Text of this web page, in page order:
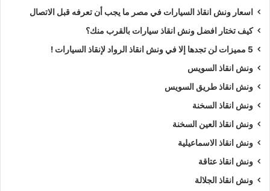
اسعار ونش انقاذ السيارات في مصر ما يجب أن تعرفه قبل الاتصال
كيف تختار افضل ونش انقاذ سيارات بالقرب منك؟
5 مميزات لن تجدها إلا في ونش انقاذ الرواد لإنقاذ السيارات !
ونش انقاذ السويس
ونش انقاذ طريق السويس
ونش انقاذ السخنة
ونش انقاذ العين السخنة
ونش انقاذ الاسماعيلية
ونش انقاذ عتاقة
ونش انقاذ الجلالة